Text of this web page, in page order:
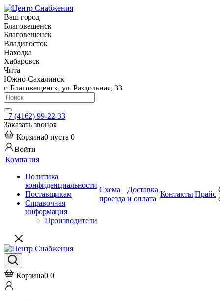
Ваш город
Благовещенск
Благовещенск
Владивосток
Находка
Хабаровск
Чита
Южно-Сахалинск
г. Благовещенск, ул. Раздольная, 33
+7 (4162) 99-22-33
Заказать звонок
Корзина0 пуста 0
Войти
Компания
Политика
конфиденциальности
Поставщикам
Справочная
информация
Производители
Схема
проезда
Доставка
и оплата
Контакты Прайс
Корзина0 0